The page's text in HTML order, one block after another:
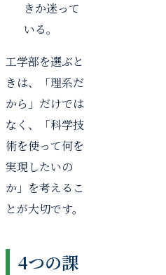
きか迷って
いる。
工学部を選ぶと
きは、「理系だ
から」だけでは
なく、「科学技
術を使って何を
実現したいの
か」を考えるこ
とが大切です。
4つの課